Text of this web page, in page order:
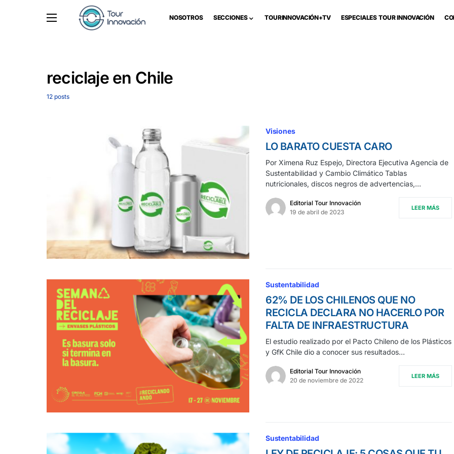
NOSOTROS SECCIONES TOURINNOVACIÓN+TV ESPECIALES TOUR INNOVACIÓN
reciclaje en Chile
12 posts
Visiones
LO BARATO CUESTA CARO
Por Ximena Ruz Espejo, Directora Ejecutiva Agencia de
Sustentabilidad y Cambio Climático Tablas
nutricionales, discos negros de advertencias,…
Editorial Tour Innovación
19 de abril de 2023
LEER MÁS
Sustentabilidad
62% DE LOS CHILENOS QUE NO
RECICLA DECLARA NO HACERLO POR
FALTA DE INFRAESTRUCTURA
El estudio realizado por el Pacto Chileno de los Plásticos
y GfK Chile dio a conocer sus resultados…
Editorial Tour Innovación
20 de noviembre de 2022
LEER MÁS
Sustentabilidad